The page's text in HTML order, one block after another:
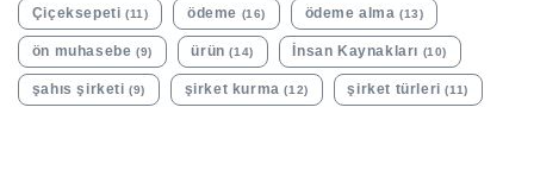
Çiçeksepeti (11) ödeme (16) ödeme alma (13)
ön muhasebe (9) ürün (14) İnsan Kaynakları (10)
şahıs şirketi (9) şirket kurma (12) şirket türleri (11)